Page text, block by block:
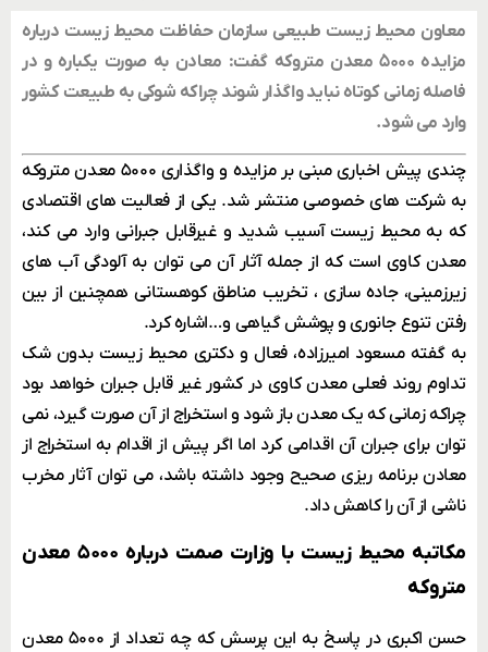
معاون محیط زیست طبیعی سازمان حفاظت محیط زیست درباره
مزایده ۵۰۰۰ معدن متروکه گفت: معادن به صورت یکباره و در
فاصله زمانی کوتاه نباید واگذار شوند چراکه شوکی به طبیعت کشور
وارد می شود.
چندی پیش اخباری مبنی بر مزایده و واگذاری ۵۰۰۰ معدن متروکه
به شرکت های خصوصی منتشر شد. یکی از فعالیت های اقتصادی
که به محیط زیست آسیب شدید و غیرقابل جبرانی وارد می کند،
معدن کاوی است که از جمله آثار آن می توان به آلودگی آب های
زیرزمینی، جاده سازی ، تخریب مناطق کوهستانی همچنین از بین
رفتن تنوع جانوری و پوشش گیاهی و…اشاره کرد.
به گفته مسعود امیرزاده، فعال و دکتری محیط زیست بدون شک
تداوم روند فعلی معدن کاوی در کشور غیر قابل جبران خواهد بود
چراکه زمانی که یک معدن باز شود و استخراج از آن صورت گیرد، نمی
توان برای جبران آن اقدامی کرد اما اگر پیش از اقدام به استخراج از
معادن برنامه ریزی صحیح وجود داشته باشد، می توان آثار مخرب
ناشی از آن را کاهش داد.
مکاتبه محیط زیست با وزارت صمت درباره ۵۰۰۰ معدن
متروکه
حسن اکبری در پاسخ به این پرسش که چه تعداد از ۵۰۰۰ معدن